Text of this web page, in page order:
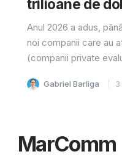
trilioane de
Anul 2026 a adus,
noi companii care au
(companii private
Gabriel Barliga 3
MarComm